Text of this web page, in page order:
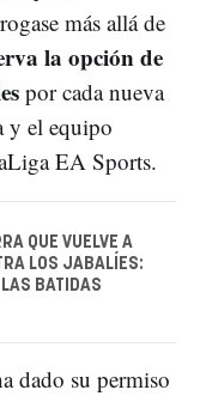
más allá de
la opción de
por cada nueva
y el equipo
EA Sports.
QUE VUELVE A
LOS JABALÍES:
BATIDAS
dado su permiso